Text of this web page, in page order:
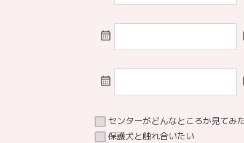
センターがどんなところか見てみ
保護犬と触れ合いたい